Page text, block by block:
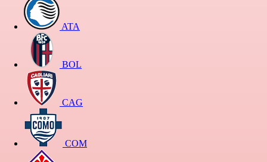
ATA
BOL
CAG
COM